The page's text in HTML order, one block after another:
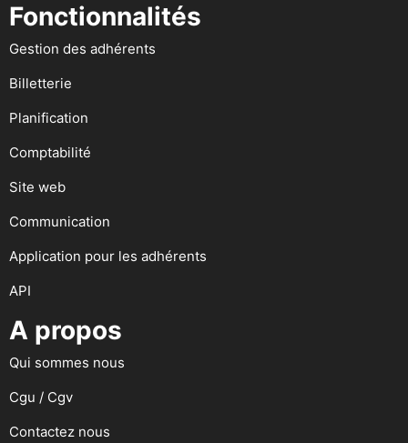
Fonctionnalités
Gestion des adhérents
Billetterie
Planification
Comptabilité
Site web
Communication
Application pour les adhérents
API
A propos
Qui sommes nous
Cgu / Cgv
Contactez nous